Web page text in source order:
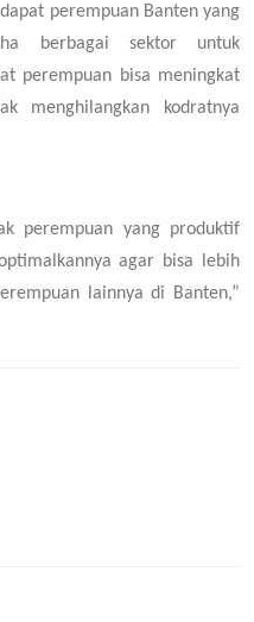
perempuan Banten yang
berbagai sektor untuk
perempuan bisa meningkat
menghilangkan kodratnya
perempuan yang produktif
agar bisa lebih
lainnya di Banten,”